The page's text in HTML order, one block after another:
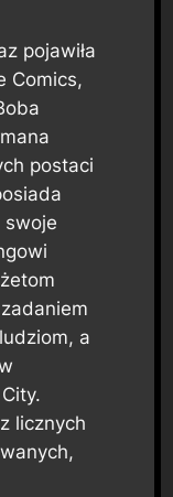
pojawiła
Comics,
postaci
swoje
a
licznych